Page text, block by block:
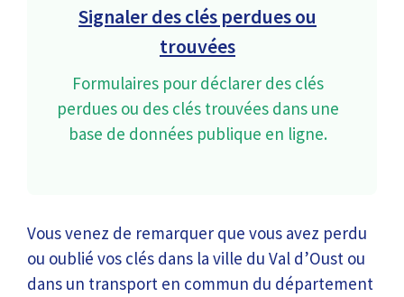
Signaler des clés perdues ou
trouvées
Formulaires pour déclarer des clés
perdues ou des clés trouvées dans une
base de données publique en ligne.
Vous venez de remarquer que vous avez perdu
ou oublié vos clés dans la ville du Val d’Oust ou
dans un transport en commun du département